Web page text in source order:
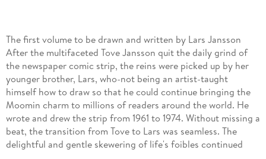
The first volume to be drawn and written by Lars Jansson
After the multifaceted Tove Jansson quit the daily grind of
the newspaper comic strip, the reins were picked up by her
younger brother, Lars, who-not being an artist-taught
himself how to draw so that he could continue bringing the
Moomin charm to millions of readers around the world. He
wrote and drew the strip from 1961 to 1974. Without missing a
beat, the transition from Tove to Lars was seamless. The
delightful and gentle skewering of life's foibles continued